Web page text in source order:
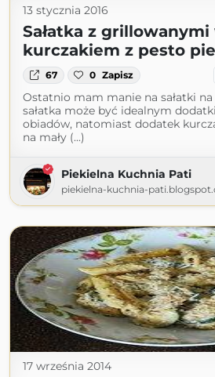
13 stycznia 2016
Sałatka z
kurczakiem z pesto
67 0 Zapisz
Ostatnio mam manie na sałatki na
sałatka może być idealnym
obiadów, natomiast dodatek
na mały (...)
Piekielna Kuchnia Pati
piekielna-kuchnia-
17 września 2014